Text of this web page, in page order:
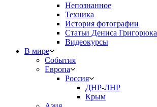
Непознанное
Техника
История фотографии
Статьи Дениса Григорюка
Видеокурсы
В мире
События
Европа
Россия
ДНР-ЛНР
Крым